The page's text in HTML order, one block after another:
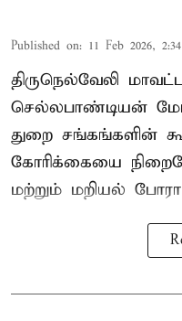
Published on: 11 Feb 2026,
திருநெல்வேலி
செல்லபாண்டியன்
துறை சங்கங்களின்
கோரிக்கையை
மற்றும் மறியல்